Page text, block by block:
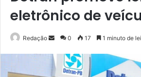
eletrônico de
Redação
Mande
e-
mail
0 17 1 minuto de